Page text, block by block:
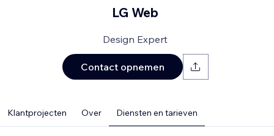
LG Web
Design Expert
Contact opnemen
Klantprojecten Over Diensten en tarieven